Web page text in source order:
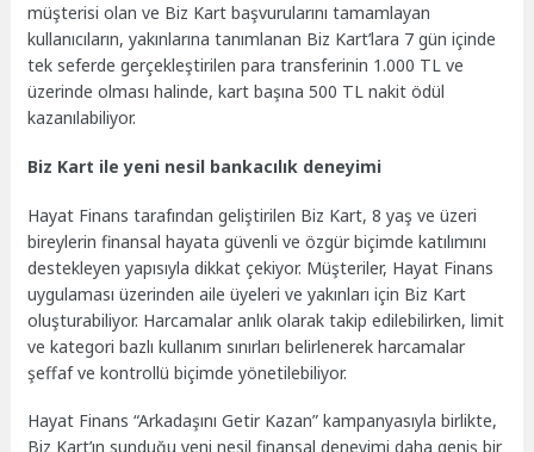
müşterisi olan ve Biz Kart başvurularını tamamlayan
kullanıcıların, yakınlarına tanımlanan Biz Kart’lara 7 gün içinde
tek seferde gerçekleştirilen para transferinin 1.000 TL ve
üzerinde olması halinde, kart başına 500 TL nakit ödül
kazanılabiliyor.
Biz Kart ile yeni nesil bankacılık deneyimi
Hayat Finans tarafından geliştirilen Biz Kart, 8 yaş ve üzeri
bireylerin finansal hayata güvenli ve özgür biçimde katılımını
destekleyen yapısıyla dikkat çekiyor. Müşteriler, Hayat Finans
uygulaması üzerinden aile üyeleri ve yakınları için Biz Kart
oluşturabiliyor. Harcamalar anlık olarak takip edilebilirken, limit
ve kategori bazlı kullanım sınırları belirlenerek harcamalar
şeffaf ve kontrollü biçimde yönetilebiliyor.
Hayat Finans “Arkadaşını Getir Kazan” kampanyasıyla birlikte,
Biz Kart’ın sunduğu yeni nesil finansal deneyimi daha geniş bir